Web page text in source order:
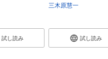
試し読み
三木原慧一
試し読み